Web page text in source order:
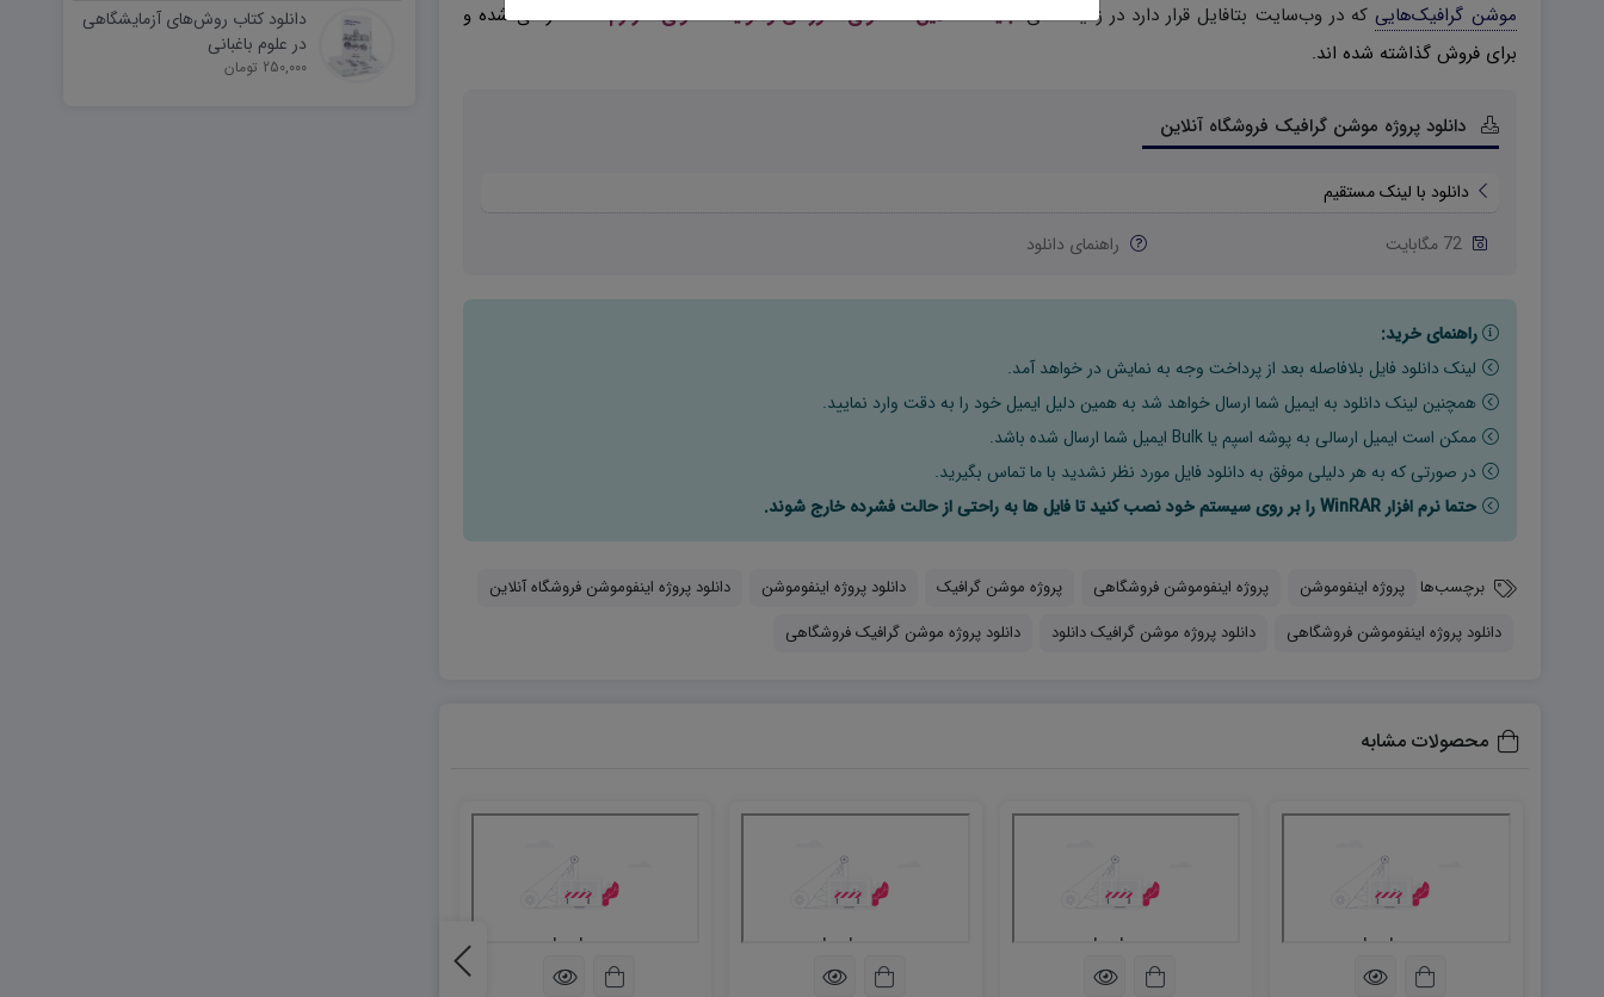
موشن گرافیک‌هاییکه در وب‌سایت بتافایل قرار دارد در زمینه هایتبلیغات آنلاین، محتوای آموزشی و تولید محتوای سرگرم‌کنندهطراحی شده و
برای فروش گذاشته شده اند.
دانلود پروژه موشن گرافیک فروشگاه آنلاین
دانلود با لینک مستقیم
72 مگابایت
راهنمای دانلود
راهنمای خرید:
لینک دانلود فایل بلافاصله بعد از پرداخت وجه به نمایش در خواهد آمد.
همچنین لینک دانلود به ایمیل شما ارسال خواهد شد به همین دلیل ایمیل خود را به دقت وارد نمایید.
ممکن است ایمیل ارسالی به پوشه اسپم یا Bulk ایمیل شما ارسال شده باشد.
در صورتی که به هر دلیلی موفق به دانلود فایل مورد نظر نشدید با ما تماس بگیرید.
حتما نرم افزار WinRAR را بر روی سیستم خود نصب کنید تا فایل ها به راحتی از حالت فشرده خارج شوند.
برچسب‌ها پروژه اینفوموشن پروژه اینفوموشن فروشگاهی پروژه موشن گرافیک دانلود پروژه اینفوموشن
دانلود پروژه اینفوموشن فروشگاه آنلاین
دانلود پروژه اینفوموشن فروشگاهی
دانلود پروژه موشن گرافیک دانلود دانلود پروژه موشن گرافیک فروشگاهی
محصولات مشابه
دانلود کتاب روش‌های آزمایشگاهی
در علوم باغبانی
250,000 تومان